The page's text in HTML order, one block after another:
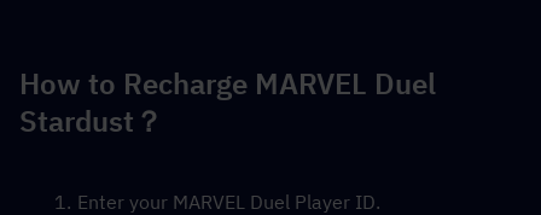
How to Recharge MARVEL Duel
Stardust？
Enter your MARVEL Duel Player ID.